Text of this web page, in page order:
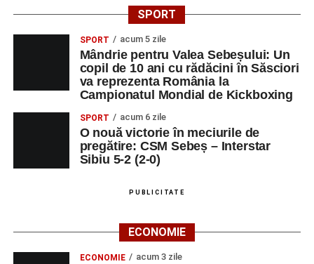
Gabi Virginia Șarga și Cătălin Rotaru, producător Gabi
DUMINICĂ, 23 AUGUST 2026
Râpa Roșie
„Cicloaventurier de Sebeș”
al competiției MTB pentru copii.
LUNI, 24 AUGUST 2026
Ora 18.00– Activități recreative pentru copii, susținute de
trupele de teatru„Gepetto”și„Pied Piper”
SPORT
SPORT acum 5 zile
Mândrie pentru Valea Sebeșului: Un
copil de 10 ani cu rădăcini în Săsciori
va reprezenta România la
Campionatul Mondial de Kickboxing
SPORT acum 6 zile
O nouă victorie în meciurile de
pregătire: CSM Sebeș – Interstar
Sibiu 5-2 (2-0)
PUBLICITATE
ECONOMIE
ECONOMIE acum 3 zile